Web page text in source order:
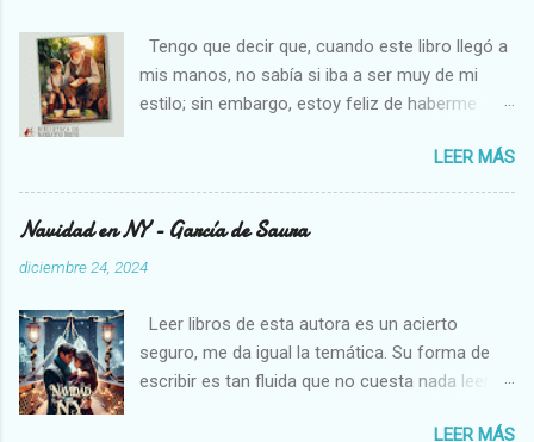
Tengo que decir que, cuando este libro llegó a
mis manos, no sabía si iba a ser muy de mi
estilo; sin embargo, estoy feliz de haberme
en los libros que solemos leer, son un soplo de
aire fresco. Estoy pasando por una etapa algo
complicada en mi vida, creo que los que me
conocen un poco están al tanto, así que me ha
venido muy bien un libro como éste; me he
actividades de la gente que vivía en esos
pueblos y me he relajado con las descripciones
que ha hecho el autor, quien escribe de forma
LEER MÁS
Navidad en NY - García de Saura
diciembre 24, 2024
Leer libros de esta autora es un acierto
seguro, me da igual la temática. Su forma de
escribir es tan fluida que no cuesta nada leerse
LEER MÁS